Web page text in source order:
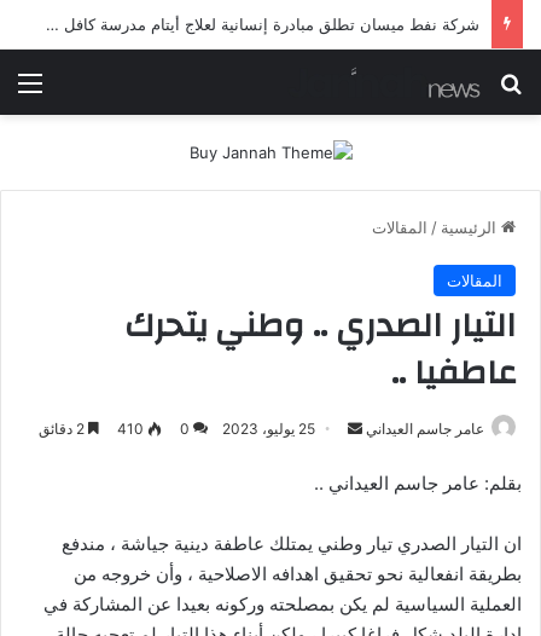
شرطة ميسان تلقي القبض على مطلقي العيارات النارية أثناء تشييع جنائزي في العمارة
بحث عن
الرئيسية / المقالات
المقالات
التيار الصدري .. وطني يتحرك
عاطفيا ..
عامر جاسم العيداني
أرسل
إلكترونيا
25 يوليو، 2023 0
410
بقلم: عامر جاسم العيداني ..
ان التيار الصدري تيار وطني يمتلك عاطفة دينية جياشة ، مندفع
بطريقة انفعالية نحو تحقيق اهدافه الاصلاحية ، وأن خروجه من
العملية السياسية لم يكن بمصلحته وركونه بعيدا عن المشاركة في